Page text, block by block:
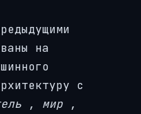
на
с
, мир ,